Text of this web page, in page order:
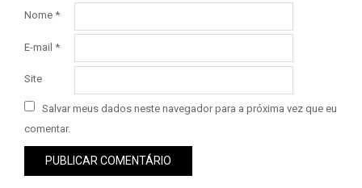
Nome *
E-mail *
Site
Salvar meus dados neste navegador para a próxima vez que eu
comentar.